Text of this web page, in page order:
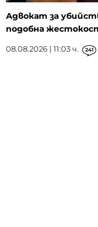
Адвокат за
подобна
08.08.2026 | 11:03 ч. 241